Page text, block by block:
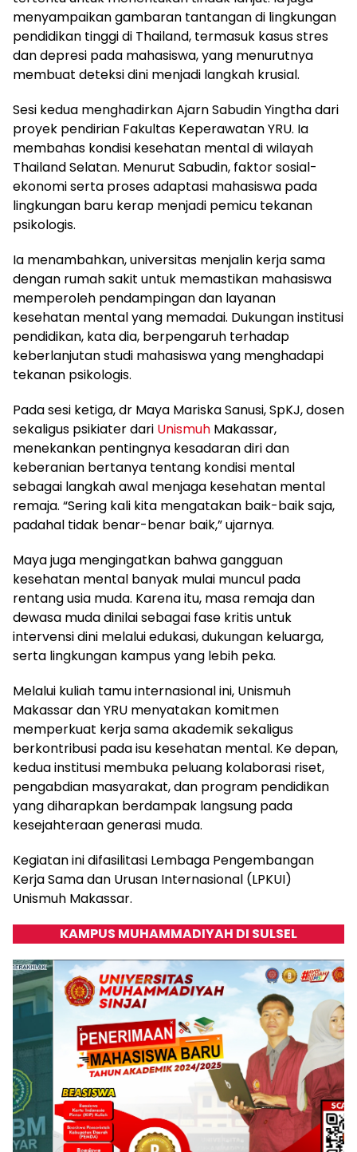
menyampaikan gambaran tantangan di lingkungan
pendidikan tinggi di Thailand, termasuk kasus stres
dan depresi pada mahasiswa, yang menurutnya
membuat deteksi dini menjadi langkah krusial.
Sesi kedua menghadirkan Ajarn Sabudin Yingtha dari
proyek pendirian Fakultas Keperawatan YRU. Ia
membahas kondisi kesehatan mental di wilayah
Thailand Selatan. Menurut Sabudin, faktor sosial-
ekonomi serta proses adaptasi mahasiswa pada
lingkungan baru kerap menjadi pemicu tekanan
psikologis.
Ia menambahkan, universitas menjalin kerja sama
dengan rumah sakit untuk memastikan mahasiswa
memperoleh pendampingan dan layanan
kesehatan mental yang memadai. Dukungan institusi
pendidikan, kata dia, berpengaruh terhadap
keberlanjutan studi mahasiswa yang menghadapi
tekanan psikologis.
Pada sesi ketiga, dr Maya Mariska Sanusi, SpKJ, dosen
sekaligus psikiater dari Unismuh Makassar,
menekankan pentingnya kesadaran diri dan
keberanian bertanya tentang kondisi mental
sebagai langkah awal menjaga kesehatan mental
remaja. “Sering kali kita mengatakan baik-baik saja,
padahal tidak benar-benar baik,” ujarnya.
Maya juga mengingatkan bahwa gangguan
kesehatan mental banyak mulai muncul pada
rentang usia muda. Karena itu, masa remaja dan
dewasa muda dinilai sebagai fase kritis untuk
intervensi dini melalui edukasi, dukungan keluarga,
serta lingkungan kampus yang lebih peka.
Melalui kuliah tamu internasional ini, Unismuh
Makassar dan YRU menyatakan komitmen
memperkuat kerja sama akademik sekaligus
berkontribusi pada isu kesehatan mental. Ke depan,
kedua institusi membuka peluang kolaborasi riset,
pengabdian masyarakat, dan program pendidikan
yang diharapkan berdampak langsung pada
kesejahteraan generasi muda.
Kegiatan ini difasilitasi Lembaga Pengembangan
Kerja Sama dan Urusan Internasional (LPKUI)
Unismuh Makassar.
KAMPUS MUHAMMADIYAH DI SULSEL